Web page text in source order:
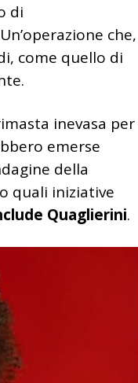
di
che,
come quello di
inevasa per
emerse
della
quali iniziative
Quaglierini.